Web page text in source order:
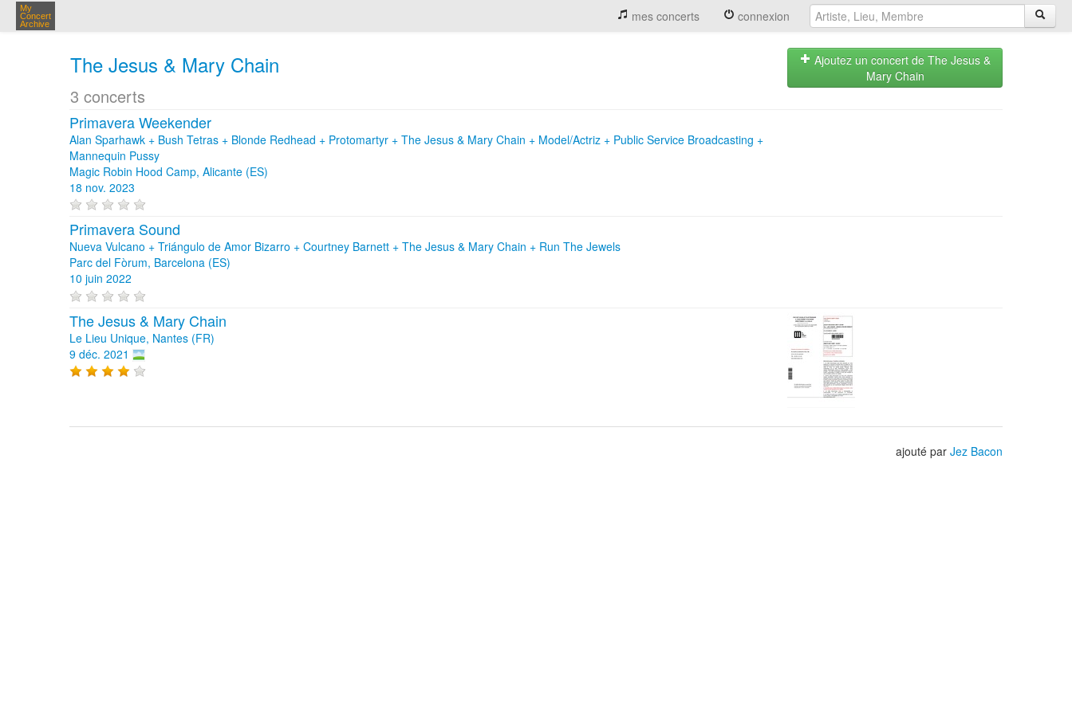
My
Concert
Archive
mes concerts connexion
The Jesus & Mary Chain
3 concerts
Ajoutez un concert de The Jesus &
Mary Chain
Primavera Weekender
Alan Sparhawk + Bush Tetras + Blonde Redhead + Protomartyr + The Jesus & Mary Chain + Model/Actriz + Public Service Broadcasting +
Mannequin Pussy
Magic Robin Hood Camp, Alicante (ES)
18 nov. 2023
Primavera Sound
Nueva Vulcano + Triángulo de Amor Bizarro + Courtney Barnett + The Jesus & Mary Chain + Run The Jewels
Parc del Fòrum, Barcelona (ES)
10 juin 2022
The Jesus & Mary Chain
Le Lieu Unique, Nantes (FR)
9 déc. 2021
ajouté par Jez Bacon